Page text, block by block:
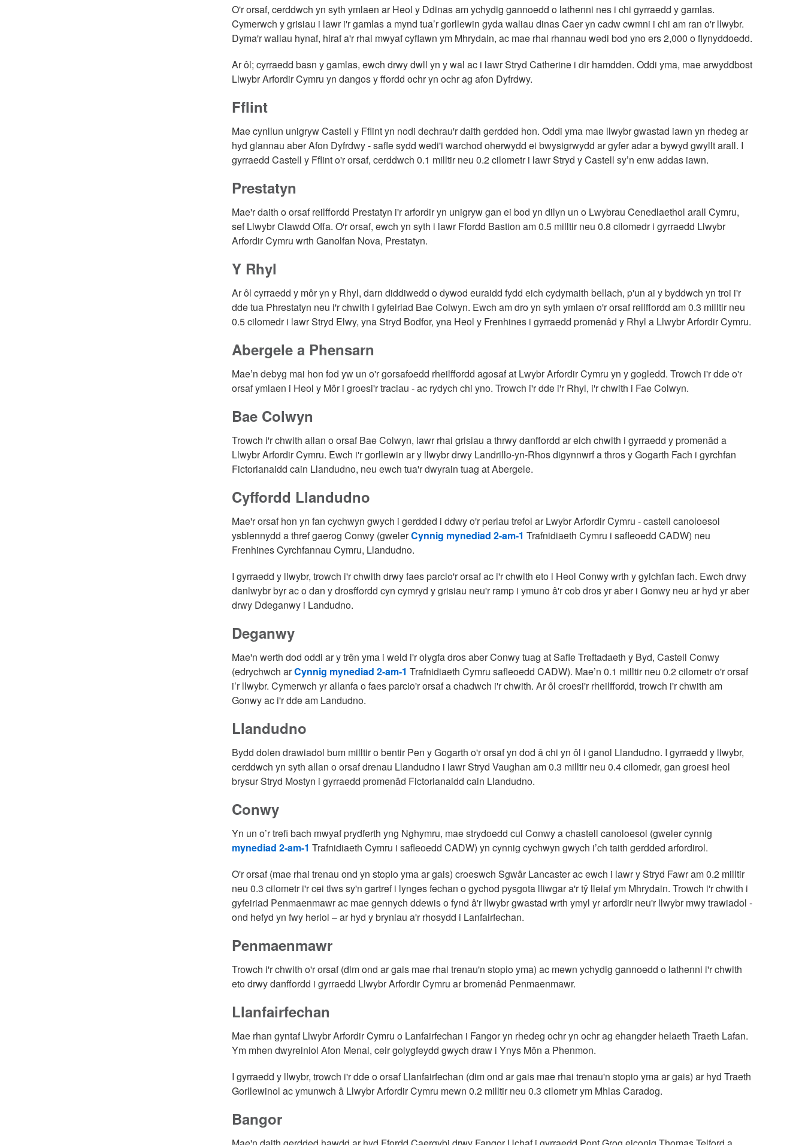
O'r orsaf, cerddwch yn syth ymlaen ar Heol y Ddinas am ychydig gannoedd o lathenni nes i chi gyrraedd y gamlas.
Cymerwch y grisiau i lawr i'r gamlas a mynd tua’r gorllewin gyda waliau dinas Caer yn cadw cwmni i chi am ran o'r llwybr.
Dyma'r waliau hynaf, hiraf a'r rhai mwyaf cyflawn ym Mhrydain, ac mae rhai rhannau wedi bod yno ers 2,000 o flynyddoedd.
Ar ôl; cyrraedd basn y gamlas, ewch drwy dwll yn y wal ac i lawr Stryd Catherine i dir hamdden. Oddi yma, mae arwyddbost
Llwybr Arfordir Cymru yn dangos y ffordd ochr yn ochr ag afon Dyfrdwy.
Fflint
Mae cynllun unigryw Castell y Fflint yn nodi dechrau'r daith gerdded hon. Oddi yma mae llwybr gwastad iawn yn rhedeg ar
hyd glannau aber Afon Dyfrdwy - safle sydd wedi'i warchod oherwydd ei bwysigrwydd ar gyfer adar a bywyd gwyllt arall. I
gyrraedd Castell y Fflint o'r orsaf, cerddwch 0.1 milltir neu 0.2 cilometr i lawr Stryd y Castell sy’n enw addas iawn.
Prestatyn
Mae'r daith o orsaf reilffordd Prestatyn i'r arfordir yn unigryw gan ei bod yn dilyn un o Lwybrau Cenedlaethol arall Cymru,
sef Llwybr Clawdd Offa. O'r orsaf, ewch yn syth i lawr Ffordd Bastion am 0.5 milltir neu 0.8 cilomedr i gyrraedd Llwybr
Arfordir Cymru wrth Ganolfan Nova, Prestatyn.
Y Rhyl
Ar ôl cyrraedd y môr yn y Rhyl, darn diddiwedd o dywod euraidd fydd eich cydymaith bellach, p'un ai y byddwch yn troi i'r
dde tua Phrestatyn neu i'r chwith i gyfeiriad Bae Colwyn. Ewch am dro yn syth ymlaen o'r orsaf reilffordd am 0.3 milltir neu
0.5 cilomedr i lawr Stryd Elwy, yna Stryd Bodfor, yna Heol y Frenhines i gyrraedd promenâd y Rhyl a Llwybr Arfordir Cymru.
Abergele a Phensarn
Mae’n debyg mai hon fod yw un o'r gorsafoedd rheilffordd agosaf at Lwybr Arfordir Cymru yn y gogledd. Trowch i'r dde o'r
orsaf ymlaen i Heol y Môr i groesi'r traciau - ac rydych chi yno. Trowch i'r dde i'r Rhyl, i'r chwith i Fae Colwyn.
Bae Colwyn
Trowch i'r chwith allan o orsaf Bae Colwyn, lawr rhai grisiau a thrwy danffordd ar eich chwith i gyrraedd y promenâd a
Llwybr Arfordir Cymru. Ewch i'r gorllewin ar y llwybr drwy Landrillo-yn-Rhos digynnwrf a thros y Gogarth Fach i gyrchfan
Fictorianaidd cain Llandudno, neu ewch tua'r dwyrain tuag at Abergele.
Cyffordd Llandudno
Mae'r orsaf hon yn fan cychwyn gwych i gerdded i ddwy o'r perlau trefol ar Lwybr Arfordir Cymru - castell canoloesol
ysblennydd a thref gaerog Conwy (gwelerCynnig mynediad 2-am-1 Trafnidiaeth Cymru i safleoedd CADW) neu
Frenhines Cyrchfannau Cymru, Llandudno.
I gyrraedd y llwybr, trowch i'r chwith drwy faes parcio'r orsaf ac i'r chwith eto i Heol Conwy wrth y gylchfan fach. Ewch drwy
danlwybr byr ac o dan y drosffordd cyn cymryd y grisiau neu'r ramp i ymuno â'r cob dros yr aber i Gonwy neu ar hyd yr aber
drwy Ddeganwy i Landudno.
Deganwy
Mae'n werth dod oddi ar y trên yma i weld i'r olygfa dros aber Conwy tuag at Safle Treftadaeth y Byd, Castell Conwy
(edrychwch arCynnig mynediad 2-am-1 Trafnidiaeth Cymru safleoedd CADW). Mae’n 0.1 milltir neu 0.2 cilometr o'r orsaf
i’r llwybr. Cymerwch yr allanfa o faes parcio'r orsaf a chadwch i'r chwith. Ar ôl croesi'r rheilffordd, trowch i'r chwith am
Gonwy ac i'r dde am Landudno.
Llandudno
Bydd dolen drawiadol bum milltir o bentir Pen y Gogarth o'r orsaf yn dod â chi yn ôl i ganol Llandudno. I gyrraedd y llwybr,
cerddwch yn syth allan o orsaf drenau Llandudno i lawr Stryd Vaughan am 0.3 milltir neu 0.4 cilomedr, gan groesi heol
brysur Stryd Mostyn i gyrraedd promenâd Fictorianaidd cain Llandudno.
Conwy
Yn un o’r trefi bach mwyaf prydferth yng Nghymru, mae strydoedd cul Conwy a chastell canoloesol (gweler cynnig
mynediad 2-am-1 Trafnidiaeth Cymru i safleoedd CADW) yn cynnig cychwyn gwych i’ch taith gerdded arfordirol.
O'r orsaf (mae rhai trenau ond yn stopio yma ar gais) croeswch Sgwâr Lancaster ac ewch i lawr y Stryd Fawr am 0.2 milltir
neu 0.3 cilometr i'r cei tlws sy'n gartref i lynges fechan o gychod pysgota lliwgar a'r tŷ lleiaf ym Mhrydain. Trowch i'r chwith i
gyfeiriad Penmaenmawr ac mae gennych ddewis o fynd â'r llwybr gwastad wrth ymyl yr arfordir neu'r llwybr mwy trawiadol -
ond hefyd yn fwy heriol – ar hyd y bryniau a'r rhosydd i Lanfairfechan.
Penmaenmawr
Trowch i'r chwith o'r orsaf (dim ond ar gais mae rhai trenau'n stopio yma) ac mewn ychydig gannoedd o lathenni i'r chwith
eto drwy danffordd i gyrraedd Llwybr Arfordir Cymru ar bromenâd Penmaenmawr.
Llanfairfechan
Mae rhan gyntaf Llwybr Arfordir Cymru o Lanfairfechan i Fangor yn rhedeg ochr yn ochr ag ehangder helaeth Traeth Lafan.
Ym mhen dwyreiniol Afon Menai, ceir golygfeydd gwych draw i Ynys Môn a Phenmon.
I gyrraedd y llwybr, trowch i'r dde o orsaf Llanfairfechan (dim ond ar gais mae rhai trenau'n stopio yma ar gais) ar hyd Traeth
Gorllewinol ac ymunwch â Llwybr Arfordir Cymru mewn 0.2 milltir neu 0.3 cilometr ym Mhlas Caradog.
Bangor